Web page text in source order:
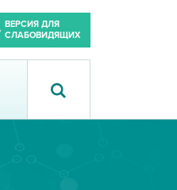
ВЕРСИЯ ДЛЯ
СЛАБОВИДЯЩИХ